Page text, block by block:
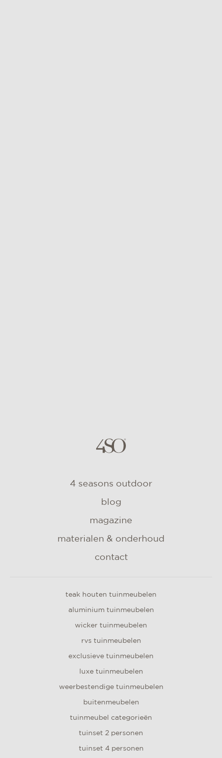
4 seasons outdoor
blog
magazine
materialen & onderhoud
contact
teak houten tuinmeubelen
aluminium tuinmeubelen
wicker tuinmeubelen
rvs tuinmeubelen
exclusieve tuinmeubelen
luxe tuinmeubelen
weerbestendige tuinmeubelen
buitenmeubelen
tuinmeubel categorieën
tuinset 2 personen
tuinset 4 personen